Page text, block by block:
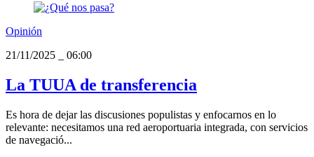
Opinión
21/11/2025
06:00
La TUUA de transferencia
Es hora de dejar las discusiones populistas y enfocarnos en lo
relevante: necesitamos una red aeroportuaria integrada, con servicios
de navegació...